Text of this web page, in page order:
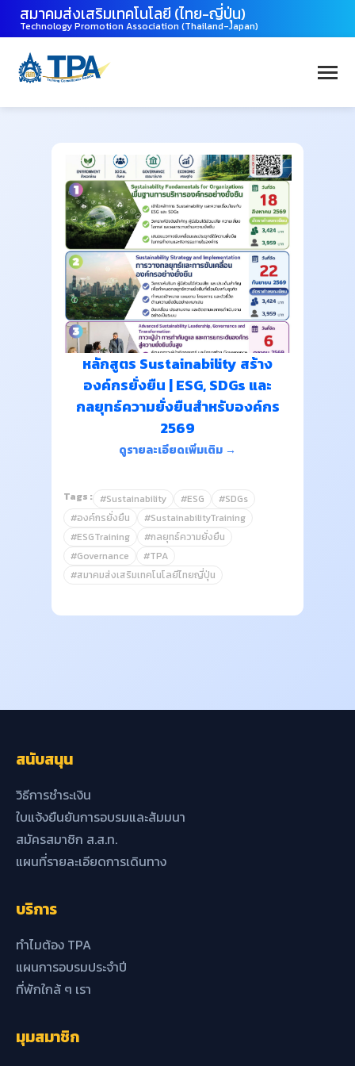
สมาคมส่งเสริมเทคโนโลยี (ไทย-ญี่ปุ่น)
Technology Promotion Association (Thailand-Japan)
หลักสูตร Sustainability สร้าง
องค์กรยั่งยืน | ESG, SDGs และ
กลยุทธ์ความยั่งยืนสำหรับองค์กร
2569
ดูรายละเอียดเพิ่มเติม →
Tags : #Sustainability #ESG
#SDGs
#องค์กรยั่งยืน
#SustainabilityTraining
#ESGTraining
#กลยุทธ์ความยั่งยืน
#Governance
#TPA
#สมาคมส่งเสริมเทคโนโลยีไทยญี่ปุ่น
สนับสนุน
วิธีการชำระเงิน
ใบแจ้งยืนยันการอบรมและสัมมนา
สมัครสมาชิก ส.ส.ท.
แผนที่รายละเอียดการเดินทาง
บริการ
ทำไมต้อง TPA
แผนการอบรมประจำปี
ที่พักใกล้ ๆ เรา
มุมสมาชิก